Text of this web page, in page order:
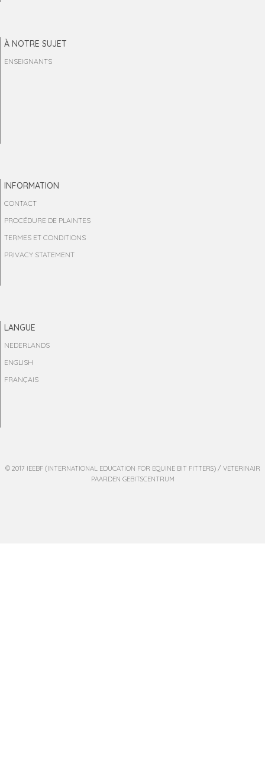
À NOTRE SUJET
ENSEIGNANTS
INFORMATION
CONTACT
PROCÉDURE DE PLAINTES
TERMES ET CONDITIONS
PRIVACY STATEMENT
LANGUE
NEDERLANDS
ENGLISH
FRANÇAIS
© 2017 IEEBF (INTERNATIONAL EDUCATION FOR EQUINE BIT FITTERS) / VETERINAIR
PAARDEN GEBITSCENTRUM